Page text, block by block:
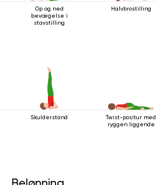
Op og ned
bevægelse i
stavstilling
Halvbrostilling
Skulderstand
Twist-positur med
ryggen liggende